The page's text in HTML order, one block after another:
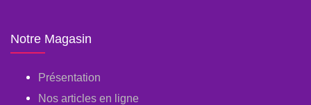
Notre Magasin
Présentation
Nos articles en ligne